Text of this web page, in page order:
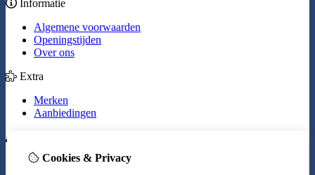
Informatie
Algemene voorwaarden
Openingstijden
Over ons
Extra
Merken
Aanbiedingen
Inloggen
Cookies & Privacy